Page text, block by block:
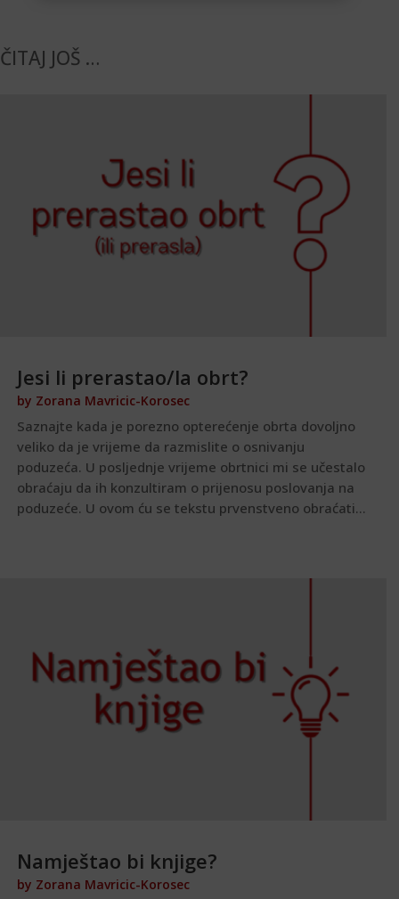
ČITAJ JOŠ …
Jesi li prerastao/la obrt?
by Zorana Mavricic-Korosec
Saznajte kada je porezno opterećenje obrta dovoljno
veliko da je vrijeme da razmislite o osnivanju
poduzeća. U posljednje vrijeme obrtnici mi se učestalo
obraćaju da ih konzultiram o prijenosu poslovanja na
poduzeće. U ovom ću se tekstu prvenstveno obraćati...
Namještao bi knjige?
by Zorana Mavricic-Korosec